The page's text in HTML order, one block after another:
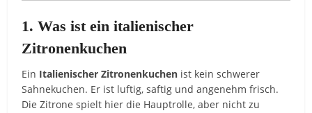
1. Was ist ein italienischer
Zitronenkuchen
Ein Italienischer Zitronenkuchen ist kein schwerer
Sahnekuchen. Er ist luftig, saftig und angenehm frisch.
Die Zitrone spielt hier die Hauptrolle, aber nicht zu